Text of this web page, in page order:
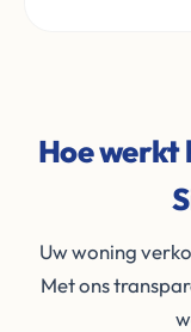
Hoe werkt
Uw woning
Met ons